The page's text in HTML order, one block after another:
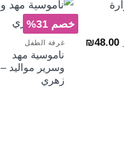
₪48.00
خصم 31%
غرفة الطفل
ناموسية مهد
وسرير مواليد –
زهري